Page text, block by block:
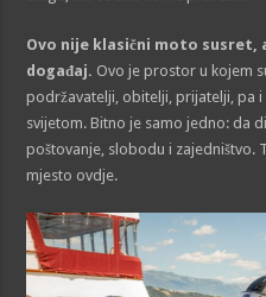
Ovo nije klasični moto susret,
događaj. Ovo je prostor u kojem
podržavatelji, obitelji, prijatelji, pa i
svijetom. Bitno je samo jedno: da
poštovanje, slobodu i zajedništvo.
mjesto ovdje.